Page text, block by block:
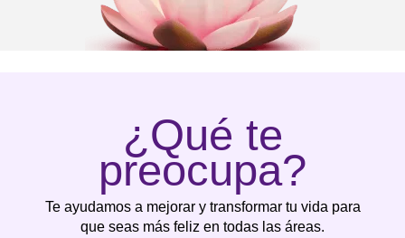
¿Qué te
preocupa?
Te ayudamos a mejorar y transformar tu vida para
que seas más feliz en todas las áreas.